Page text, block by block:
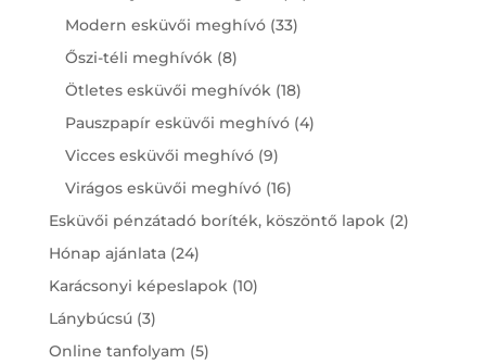
Modern esküvői meghívó 3333
Őszi-téli meghívók 88
products
Ötletes esküvői meghívók 1818
products
Pauszpapír esküvői meghívó 44
Vicces esküvői meghívó 99
products
Virágos esküvői meghívó 1616
products
Esküvői pénzátadó boríték, köszöntő lapok 22
Hónap ajánlata 2424
products
Karácsonyi képeslapok 1010
Lánybúcsú 33
products
Online tanfolyam 55